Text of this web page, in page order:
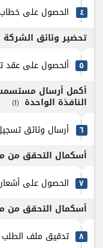
٤
الحصول على
تحضير وئائق الشركة
٥
ألحصول على عقد
أكمل أرسال
النافذة الواحدة (۱)
٦ أرسال وثائق
أسكمال التحقق من
٧ الحصول على أشعار
أسكمال التحقق من
٨ تدقيق ملف الطلب